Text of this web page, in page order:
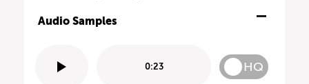
Audio Samples
0:23 HQ